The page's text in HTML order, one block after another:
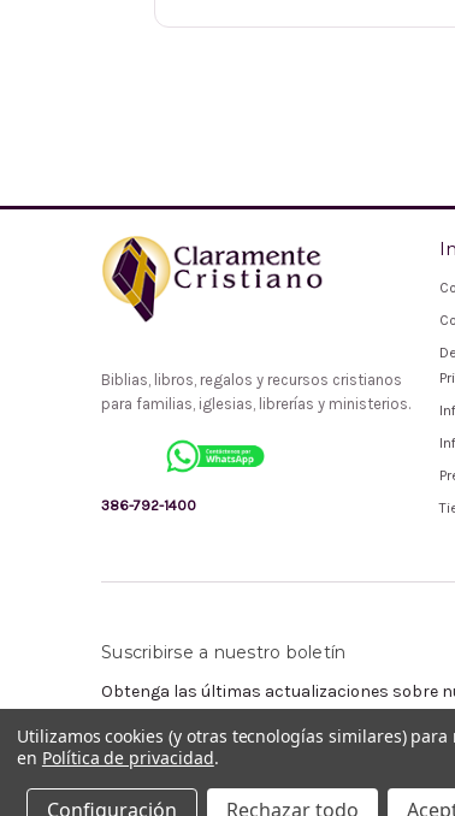
Biblias, libros, regalos y recursos cristianos
para familias, iglesias, librerías y ministerios.
386-792-1400
Suscribirse a nuestro boletín
Obtenga las últimas actualizaciones sobre
Dirección
de
correo
Utilizamos cookies (y otras tecnologías similares)
en Política de privacidad.
Configuración Rechazar todo